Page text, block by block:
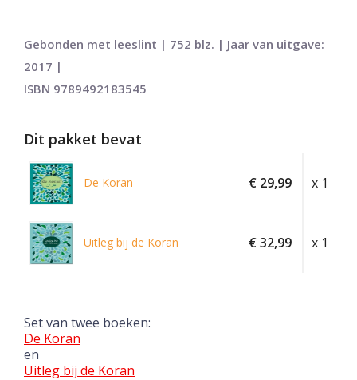
Gebonden met leeslint | 752 blz. | Jaar van uitgave:
2017 |
ISBN 9789492183545
Dit pakket bevat
De Koran € 29,99 x 1
Uitleg bij de Koran € 32,99 x 1
Set van twee boeken:
De Koran
en
Uitleg bij de Koran